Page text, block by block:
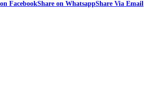
FacebookShare on WhatsappShare Via Email